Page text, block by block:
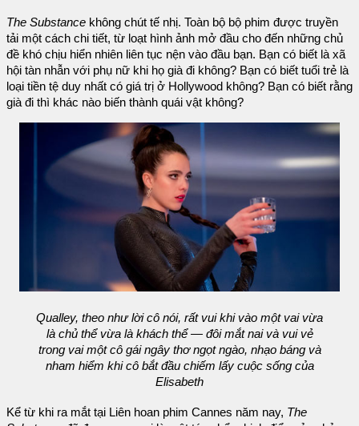
The Substance không chút tế nhị. Toàn bộ bộ phim được truyền
tải một cách chi tiết, từ loạt hình ảnh mở đầu cho đến những chủ
đề khó chịu hiển nhiên liên tục nện vào đầu bạn. Bạn có biết là xã
hội tàn nhẫn với phụ nữ khi họ già đi không? Bạn có biết tuổi trẻ là
loại tiền tệ duy nhất có giá trị ở Hollywood không? Bạn có biết rằng
già đi thì khác nào biến thành quái vật không?
Qualley, theo như lời cô nói, rất vui khi vào một vai vừa
là chủ thể vừa là khách thể — đôi mắt nai và vui vẻ
trong vai một cô gái ngây thơ ngọt ngào, nhạo báng và
nham hiểm khi cô bắt đầu chiếm lấy cuộc sống của
Elisabeth
Kể từ khi ra mắt tại Liên hoan phim Cannes năm nay, The